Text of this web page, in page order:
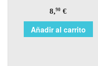
8,90 €
Añadir al carrito